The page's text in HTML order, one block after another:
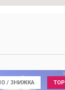
/ ЗНИЖКА TOP